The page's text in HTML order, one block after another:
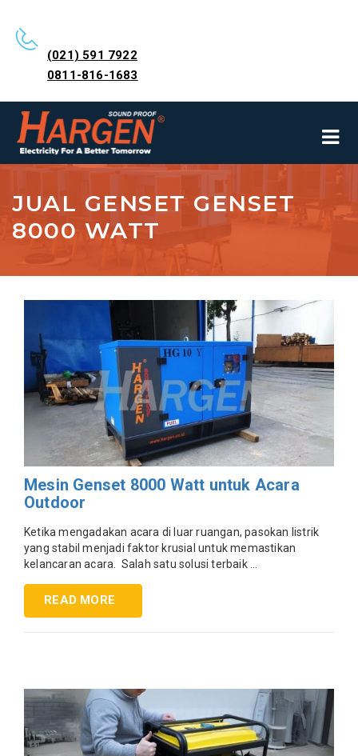
(021) 591 7922
0811-816-1683
JUAL GENSET GENSET
8000 WATT
Mesin Genset 8000 Watt untuk Acara
Outdoor
Ketika mengadakan acara di luar ruangan, pasokan listrik
yang stabil menjadi faktor krusial untuk memastikan
kelancaran acara. Salah satu solusi terbaik ...
READ MORE